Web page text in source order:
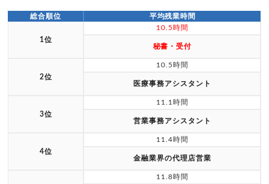
総合順位 平均残業時間
1位
10.5時間
秘書・受付
2位
10.5時間
医療事務アシスタント
3位
11.1時間
営業事務アシスタント
4位
11.4時間
金融業界の代理店営業
11.8時間